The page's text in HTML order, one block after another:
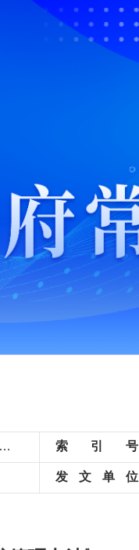
议题解读：《聊城市地方储备粮管理办法》 索 引 号
发 文 单 位